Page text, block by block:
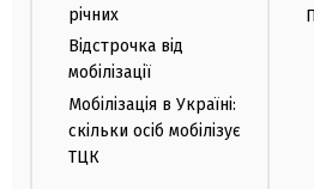
річних
Відстрочка від
мобілізації
Мобілізація в Україні:
скільки осіб мобілізує
ТЦК